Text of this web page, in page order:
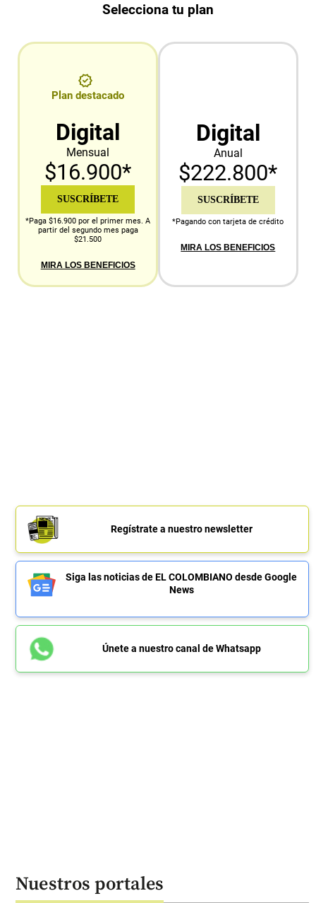
Selecciona tu plan
Plan destacado
Digital
Mensual
$16.900*
SUSCRÍBETE
*Paga $16.900 por el primer mes. A
partir del segundo mes paga
$21.500
MIRA LOS BENEFICIOS
Digital
Anual
$222.800*
SUSCRÍBETE
*Pagando con tarjeta de crédito
MIRA LOS BENEFICIOS
Regístrate a nuestro newsletter
Siga las noticias de EL COLOMBIANO desde Google
News
Únete a nuestro canal de Whatsapp
Nuestros portales